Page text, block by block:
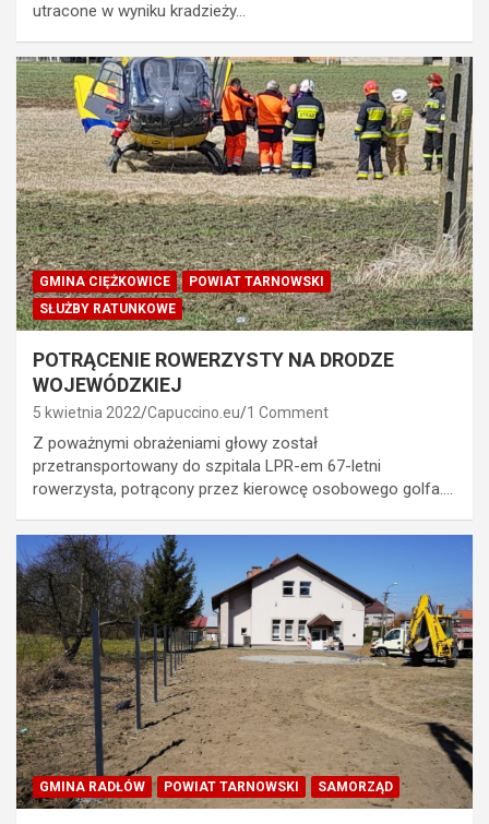
utracone w wyniku kradzieży…
GMINA CIĘŻKOWICE
POWIAT TARNOWSKI
SŁUŻBY RATUNKOWE
POTRĄCENIE ROWERZYSTY NA DRODZE
WOJEWÓDZKIEJ
5 kwietnia 2022 Capuccino.eu 1 Comment
Z poważnymi obrażeniami głowy został
przetransportowany do szpitala LPR-em 67-letni
rowerzysta, potrącony przez kierowcę osobowego golfa.…
GMINA RADŁÓW POWIAT TARNOWSKI SAMORZĄD